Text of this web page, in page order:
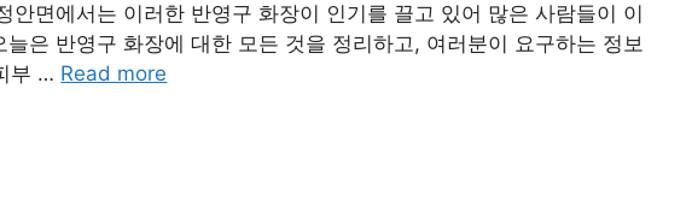
안면에서는 이러한 반영구 화장이 인기를 끌고 있어 많은 사람들이 이
은 반영구 화장에 대한 모든 것을 정리하고, 여러분이 요구하는 정보
부 … Read more